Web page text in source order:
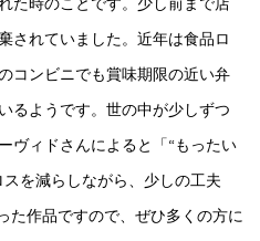
されていました。近年は食品ロ
コンビニでも賞味期限の近い弁
るようです。世の中が少しずつ
ヴィドさんによると「“もったい
を減らしながら、少しの工夫
た作品ですので、ぜひ多くの方に